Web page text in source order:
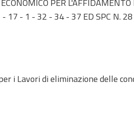
PER
17 - 1 - 32 - 34 - 37 ED SPC N.
i Lavori di eliminazione delle